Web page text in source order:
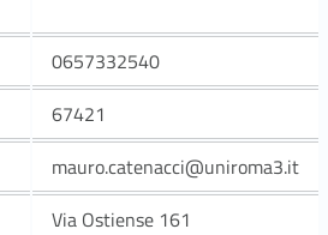
0657332540
67421
mauro.catenacci@uniroma3.it
Via Ostiense 161